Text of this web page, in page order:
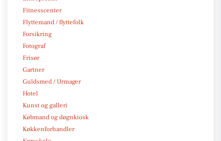
Fitnesscenter
Flyttemand / flyttefolk
Forsikring
Fotograf
Frisør
Gartner
Guldsmed / Urmager
Hotel
Kunst og galleri
Købmand og døgnkiosk
Køkkenforhandler